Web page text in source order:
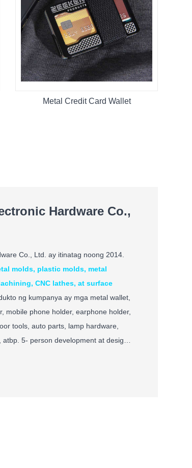
Metal Credit Card Wallet
Hardware Co.,
Co., Ltd. ay itinatag noong 2014.
molds, plastic molds, metal
CNC lathes, at surface
ng kumpanya ay mga metal wallet,
mobile phone holder, earphone holder,
tools, auto parts, lamp hardware,
5- person development at design